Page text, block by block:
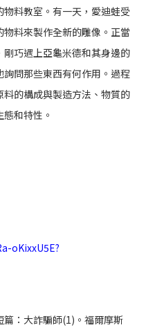
料教室。有一天，愛迪蛙受
料來製作全新的雕像。正當
巧遇上亞龜米德和其身邊的
問那些東西有何作用。過程
的構成與製造方法、物質的
和特性。
oKixxU5E?
：大詐騙師(1)。福爾摩斯